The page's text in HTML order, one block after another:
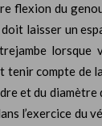
flexion du
laisser un
lorsque
tenir compte de
et du diamètre
l’exercice du